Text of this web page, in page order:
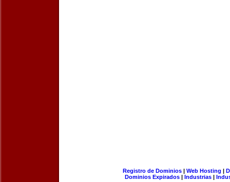
Registro de Dominios| Web Hosting |
Dominios Expirados | Industrias |